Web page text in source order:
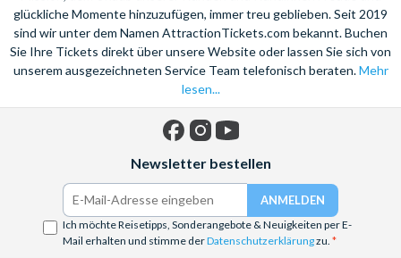
glückliche Momente hinzuzufügen, immer treu geblieben. Seit 2019
sind wir unter dem Namen AttractionTickets.com bekannt. Buchen
Sie Ihre Tickets direkt über unsere Website oder lassen Sie sich von
unserem ausgezeichneten Service Team telefonisch beraten.Mehr
lesen...
Newsletter bestellen
Ich möchte Reisetipps, Sonderangebote & Neuigkeiten per E-
Mail erhalten und stimme derDatenschutzerklärungzu.